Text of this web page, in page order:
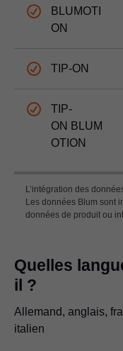
BLUMOTI
ON
TIP-ON
TIP-
ON BLUM
OTION
L’intégration des
Les données Blum sont
données de produit ou
Quelles
il ?
Allemand, anglais,
italien